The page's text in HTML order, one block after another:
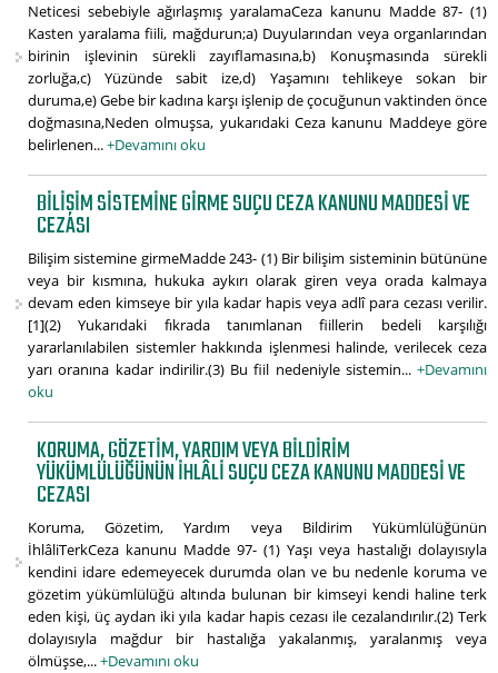
Neticesi sebebiyle ağırlaşmış yaralamaCeza kanunu Madde 87- (1)
Kasten yaralama fiili, mağdurun;a) Duyularından veya organlarından
birinin işlevinin sürekli zayıflamasına,b) Konuşmasında sürekli
zorluğa,c) Yüzünde sabit ize,d) Yaşamını tehlikeye sokan bir
duruma,e) Gebe bir kadına karşı işlenip de çocuğunun vaktinden önce
doğmasına,Neden olmuşsa, yukarıdaki Ceza kanunu Maddeye göre
belirlenen...+Devamını oku
BILIŞIM SISTEMINE GIRME SUÇU CEZA KANUNU MADDESI VE
CEZASI
Bilişim sistemine girmeMadde 243- (1) Bir bilişim sisteminin bütününe
veya bir kısmına, hukuka aykırı olarak giren veya orada kalmaya
devam eden kimseye bir yıla kadar hapis veya adlî para cezası verilir.
[1](2) Yukarıdaki fıkrada tanımlanan fiillerin bedeli karşılığı
yararlanılabilen sistemler hakkında işlenmesi halinde, verilecek ceza
yarı oranına kadar indirilir.(3) Bu fiil nedeniyle sistemin... +Devamını
oku
KORUMA, GÖZETIM, YARDIM VEYA BILDIRIM
YÜKÜMLÜLÜĞÜNÜN İHLÂLI SUÇU CEZA KANUNU MADDESI VE
CEZASI
Koruma, Gözetim, Yardım veya Bildirim Yükümlülüğünün
İhlâliTerkCeza kanunu Madde 97- (1) Yaşı veya hastalığı dolayısıyla
kendini idare edemeyecek durumda olan ve bu nedenle koruma ve
gözetim yükümlülüğü altında bulunan bir kimseyi kendi haline terk
eden kişi, üç aydan iki yıla kadar hapis cezası ile cezalandırılır.(2) Terk
dolayısıyla mağdur bir hastalığa yakalanmış, yaralanmış veya
ölmüşse,...+Devamını oku